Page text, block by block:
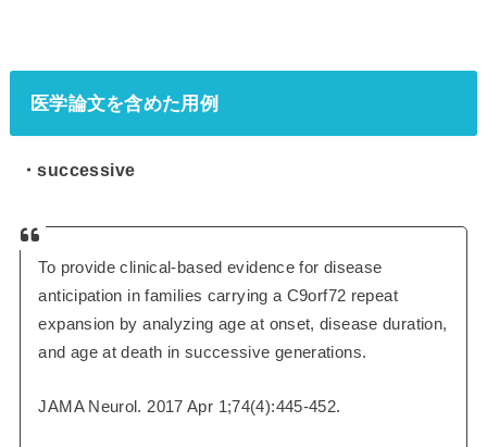
医学論文を含めた用例
・successive
To provide clinical-based evidence for disease
anticipation in families carrying a C9orf72 repeat
expansion by analyzing age at onset, disease duration,
and age at death in successive generations.
JAMA Neurol. 2017 Apr 1;74(4):445-452.